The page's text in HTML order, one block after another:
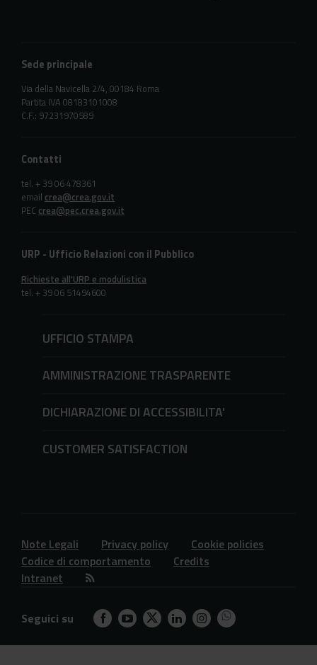
Sede principale
Via della Navicella 2/4, 00184 Roma
Partita IVA 08183101008
C.F.: 97231970589
Contatti
tel. + 39 06 478361
email crea@crea.gov.it
PEC crea@pec.crea.gov.it
URP - Ufficio Relazioni con il Pubblico
Richieste all'URP e modulistica
tel. + 39 06 51494600
UFFICIO STAMPA
AMMINISTRAZIONE TRASPARENTE
DICHIARAZIONE DI ACCESSIBILITA'
CUSTOMER SATISFACTION
Note Legali Privacy policy
Cookie policies
Codice di comportamento
Credits
Intranet
Seguici su